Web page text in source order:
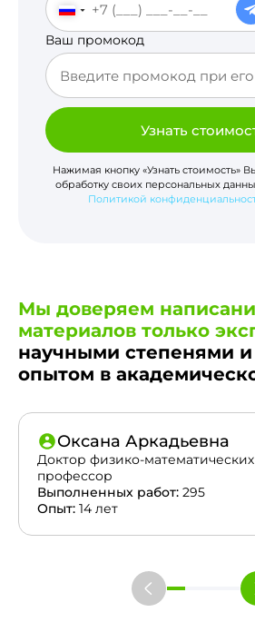
Ваш промокод
Узнать
Нажимая кнопку «Узнать стоимость»
обработку своих персональных
Политикой
Мы доверяем
материалов только
научными степенями
опытом в
Оксана Аркадьевна
Доктор физико-математических
профессор
Выполненных работ: 295
Опыт: 14 лет